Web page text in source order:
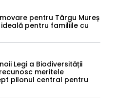
pentru Târgu Mureș
pentru familiile cu
Legi a Biodiversității
meritele
pilonul central pentru